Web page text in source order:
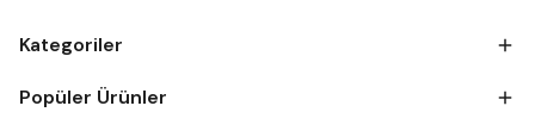
Kategoriler
Popüler Ürünler